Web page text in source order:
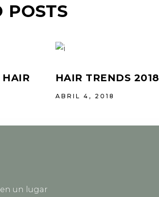
POSTS
HAIR TRENDS 2018
ABRIL 4, 2018
un lugar